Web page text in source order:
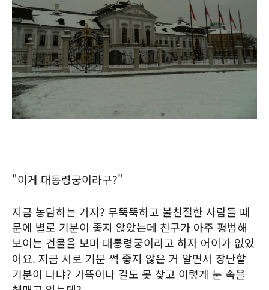
"이게 대통령궁이라구?"
지금 농담하는 거지? 무뚝뚝하고 불친절한 사람들 때
문에 별로 기분이 좋지 않았는데 친구가 아주 평범해
보이는 건물을 보며 대통령궁이라고 하자 어이가 없었
어요. 지금 서로 기분 썩 좋지 않은 거 알면서 장난할
기분이 나냐? 가뜩이나 길도 못 찾고 이렇게 눈 속을